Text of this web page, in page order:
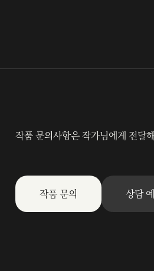
작품 문의사항은 작가님에게 전달
작품 문의 상담